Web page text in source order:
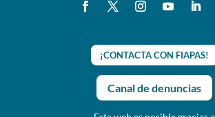
¡CONTACTA CON FIAPAS!
Canal de denuncias